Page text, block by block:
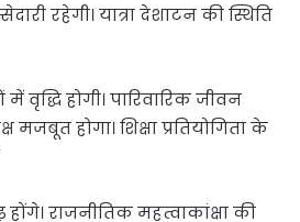
रहेगी। यात्रा देशाटन की स्थिति
वृद्धि होगी। पारिवारिक जीवन
होगा। शिक्षा प्रतियोगिता के
राजनीतिक महत्वाकांक्षा की